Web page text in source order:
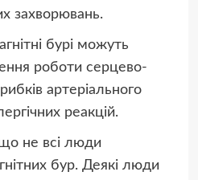
захворювань.
бурі можуть
роботи серцево-
артеріального
реакцій.
не всі люди
бур. Деякі люди